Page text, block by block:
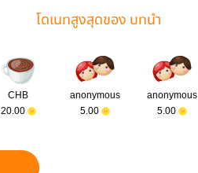
โดเนทสูงสุดของ บทนำ
CHB
20.00
anonymous
5.00
anonymous
5.00